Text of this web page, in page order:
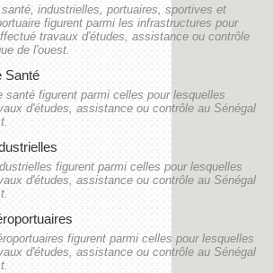
industrielles, portuaires, sportives et
figurent parmi les infrastructures pour
travaux d'études, assistance ou contrôle
de l'ouest.
Santé
santé figurent parmi celles pour lesquelles
d'études, assistance ou contrôle au Sénégal
figurent parmi celles pour lesquelles
d'études, assistance ou contrôle au Sénégal
figurent parmi celles pour lesquelles
d'études, assistance ou contrôle au Sénégal